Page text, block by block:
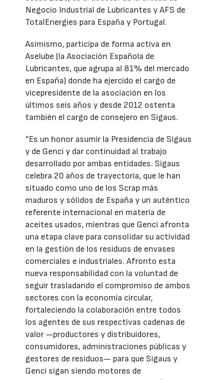
Negocio Industrial de Lubricantes y AFS de
TotalEnergies para España y Portugal.
Asimismo, participa de forma activa en
Aselube (la Asociación Española de
Lubricantes, que agrupa al 81% del mercado
en España) donde ha ejercido el cargo de
vicepresidente de la asociación en los
últimos seis años y desde 2012 ostenta
también el cargo de consejero en Sigaus.
“Es un honor asumir la Presidencia de Sigaus
y de Genci y dar continuidad al trabajo
desarrollado por ambas entidades. Sigaus
celebra 20 años de trayectoria, que le han
situado como uno de los Scrap más
maduros y sólidos de España y un auténtico
referente internacional en materia de
aceites usados, mientras que Genci afronta
una etapa clave para consolidar su actividad
en la gestión de los residuos de envases
comerciales e industriales. Afronto esta
nueva responsabilidad con la voluntad de
seguir trasladando el compromiso de ambos
sectores con la economía circular,
fortaleciendo la colaboración entre todos
los agentes de sus respectivas cadenas de
valor —productores y distribuidores,
consumidores, administraciones públicas y
gestores de residuos— para que Sigaus y
Genci sigan siendo motores de